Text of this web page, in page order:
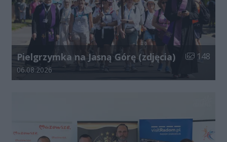
Pielgrzymka na Jasną Górę (zdjęcia) Liczba
148
Data dodania galerii:
06.08.2026